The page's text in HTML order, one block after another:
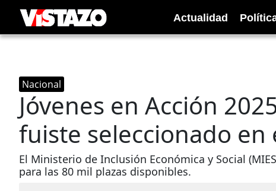
Actualidad
Nacional
Jóvenes en Acción
fuiste seleccionado en
El Ministerio de Inclusión Económica y Social
para las 80 mil plazas disponibles.